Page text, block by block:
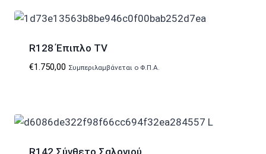
R128 Έπιπλο TV
€1.750,00 Συμπεριλαμβάνεται ο Φ.Π.Α.
R142 Σύνθετο Σαλονιού